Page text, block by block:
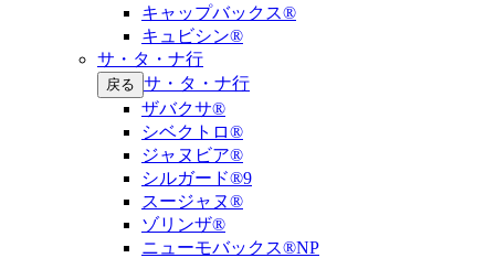
キャップバックス®
キュビシン®
サ・タ・ナ行
戻る サ・タ・ナ行
ザバクサ®
シベクトロ®
ジャヌビア®
シルガード®9
スージャヌ®
ゾリンザ®
ニューモバックス®NP